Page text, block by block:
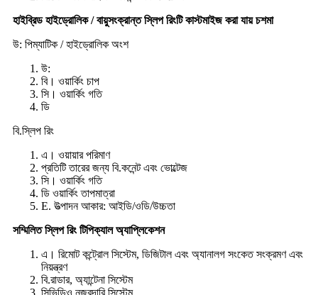
হাইব্রিড হাইড্রোলিক / বায়ুসংক্রান্ত স্লিপ রিংটি কাস্টমাইজ করা যায় চশমা
উ: পিম্যাটিক / হাইড্রোলিক অংশ
উ:
বি। ওয়ার্কিং চাপ
সি। ওয়ার্কিং গতি
ডি
বি.স্লিপ রিং
এ। ওয়ায়ার পরিমাণ
প্রতিটি তারের জন্য বি.কনেন্ট এবং ভোল্টেজ
সি। ওয়ার্কিং গতি
ডি ওয়ার্কিং তাপমাত্রা
E. উত্পাদন আকার: আইডি/ওডি/উচ্চতা
সম্মিলিত স্লিপ রিং টিপিক্যাল অ্যাপ্লিকেশন
এ। রিমোট কন্ট্রোল সিস্টেম, ডিজিটাল এবং অ্যানালগ সংকেত সংক্রমণ এবং
নিয়ন্ত্রণ
বি.রাডার, অ্যান্টেনা সিস্টেম
সিভিডিও নজরদারি সিস্টেম